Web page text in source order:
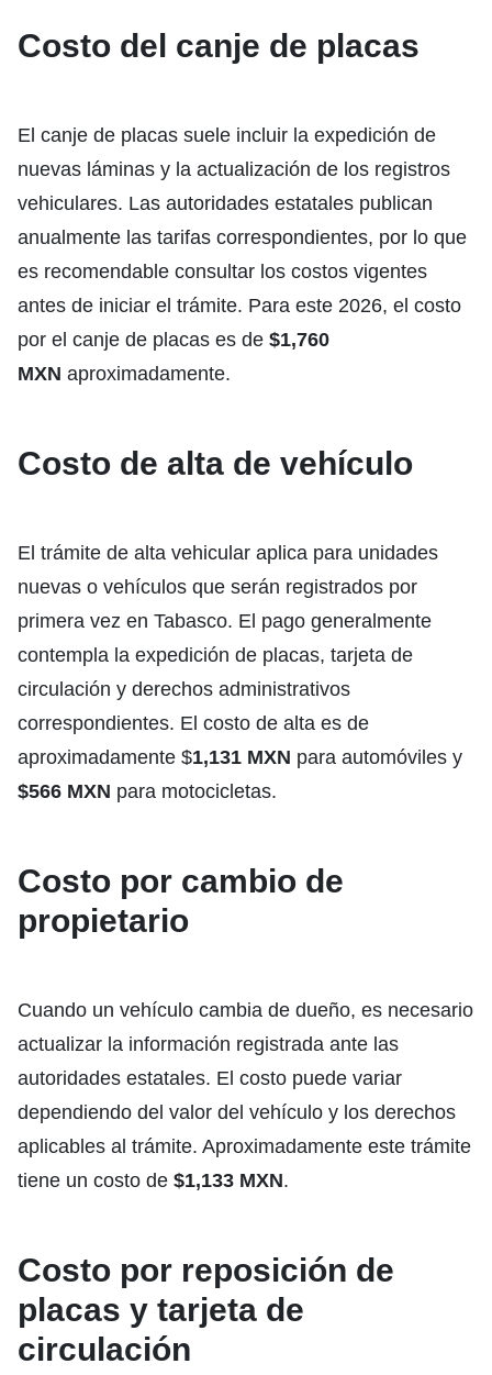
Costo del canje de placas
El canje de placas suele incluir la expedición de
nuevas láminas y la actualización de los registros
vehiculares. Las autoridades estatales publican
anualmente las tarifas correspondientes, por lo que
es recomendable consultar los costos vigentes
antes de iniciar el trámite. Para este 2026, el costo
por el canje de placas es de $1,760
MXN aproximadamente.
Costo de alta de vehículo
El trámite de alta vehicular aplica para unidades
nuevas o vehículos que serán registrados por
primera vez en Tabasco. El pago generalmente
contempla la expedición de placas, tarjeta de
circulación y derechos administrativos
correspondientes. El costo de alta es de
aproximadamente $1,131 MXN para automóviles y
$566 MXN para motocicletas.
Costo por cambio de
propietario
Cuando un vehículo cambia de dueño, es necesario
actualizar la información registrada ante las
autoridades estatales. El costo puede variar
dependiendo del valor del vehículo y los derechos
aplicables al trámite. Aproximadamente este trámite
tiene un costo de $1,133 MXN.
Costo por reposición de
placas y tarjeta de
circulación